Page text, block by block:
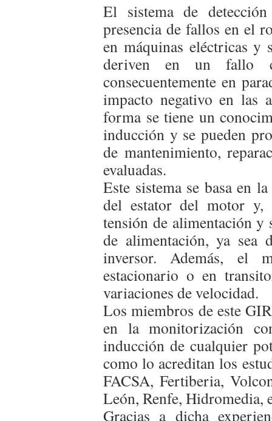
El sistema de
presencia de fallos en el
en máquinas eléctricas y
deriven en un fallo
consecuentemente en
impacto negativo en las
forma se tiene un
inducción y se pueden
de mantenimiento,
evaluadas.
Este sistema se basa en
del estator del motor y,
tensión de alimentación y
de alimentación, ya sea
inversor. Además, el
estacionario o en
variaciones de velocidad.
Los miembros de este
en la monitorización
inducción de cualquier
como lo acreditan los
FACSA, Fertiberia,
León, Renfe, Hidromedia,
Gracias a dicha